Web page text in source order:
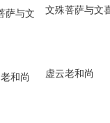
文殊菩萨与文
虚云老和尚